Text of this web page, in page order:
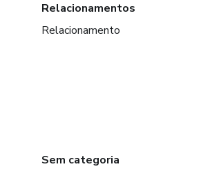
Relacionamentos
Relacionamento
Sem categoria